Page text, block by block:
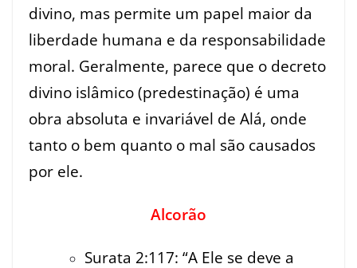
divino, mas permite um papel maior da
liberdade humana e da responsabilidade
moral. Geralmente, parece que o decreto
divino islâmico (predestinação) é uma
obra absoluta e invariável de Alá, onde
tanto o bem quanto o mal são causados
por ele.
Alcorão
Surata 2:117: “A Ele se deve a